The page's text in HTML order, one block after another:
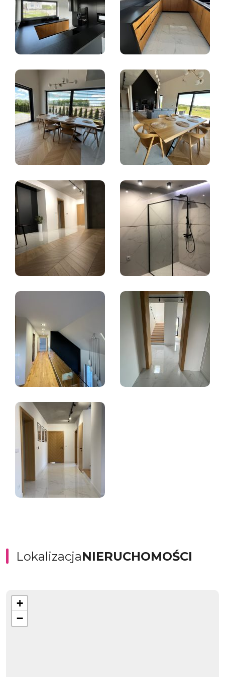
LokalizacjaNIERUCHOMOŚCI
+
−